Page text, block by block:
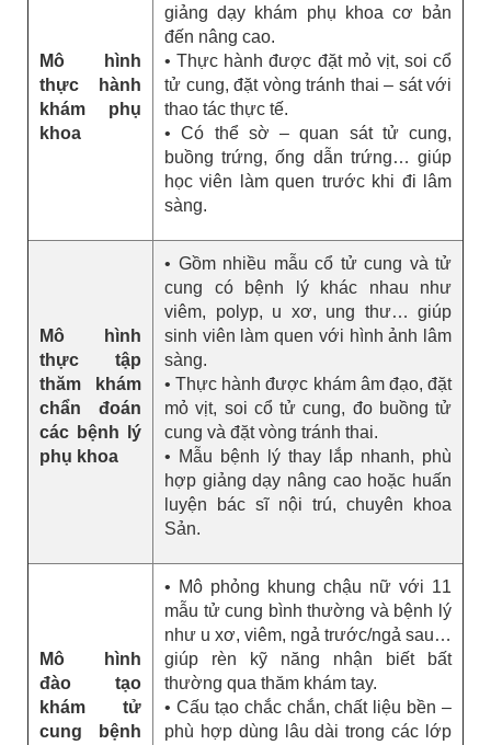
Mô hình
thực hành
khám phụ
khoa
giảng dạy khám phụ khoa cơ bản
đến nâng cao.
• Thực hành được đặt mỏ vịt, soi cổ
tử cung, đặt vòng tránh thai – sát với
thao tác thực tế.
• Có thể sờ – quan sát tử cung,
buồng trứng, ống dẫn trứng… giúp
học viên làm quen trước khi đi lâm
sàng.
Mô hình
thực tập
thăm khám
chẩn đoán
các bệnh lý
phụ khoa
• Gồm nhiều mẫu cổ tử cung và tử
cung có bệnh lý khác nhau như
viêm, polyp, u xơ, ung thư… giúp
sinh viên làm quen với hình ảnh lâm
sàng.
• Thực hành được khám âm đạo, đặt
mỏ vịt, soi cổ tử cung, đo buồng tử
cung và đặt vòng tránh thai.
• Mẫu bệnh lý thay lắp nhanh, phù
hợp giảng dạy nâng cao hoặc huấn
luyện bác sĩ nội trú, chuyên khoa
Sản.
Mô hình
đào tạo
khám tử
cung bệnh
• Mô phỏng khung chậu nữ với 11
mẫu tử cung bình thường và bệnh lý
như u xơ, viêm, ngả trước/ngả sau…
giúp rèn kỹ năng nhận biết bất
thường qua thăm khám tay.
• Cấu tạo chắc chắn, chất liệu bền –
phù hợp dùng lâu dài trong các lớp